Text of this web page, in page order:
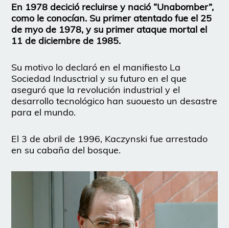
En 1978 decició recluirse y nació “Unabomber”,
como le conocían. Su primer atentado fue el 25
de myo de 1978, y su primer ataque mortal el
11 de diciembre de 1985.
Su motivo lo declaró en el manifiesto La
Sociedad Indusctrial y su futuro en el que
aseguró que la revolución industrial y el
desarrollo tecnológico han suouesto un desastre
para el mundo.
El 3 de abril de 1996, Kaczynski fue arrestado
en su cabaña del bosque.